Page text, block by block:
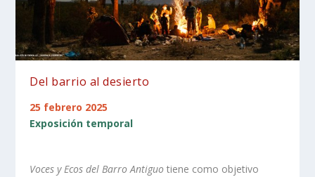
Del barrio al desierto
25 febrero 2025
Exposición temporal
Voces y Ecos del Barro Antiguo tiene como objetivo